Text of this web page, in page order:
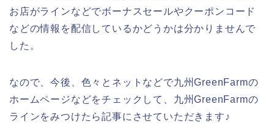
お店がラインなどでボーナスセールやクーポンコード
などの情報を配信しているかどうかは分かりませんで
した。
なので、今後、色々とネットなどで九州GreenFarmの
ホームページなどをチェックして、九州GreenFarmの
ラインをみつけたら記事にさせていただきます♪